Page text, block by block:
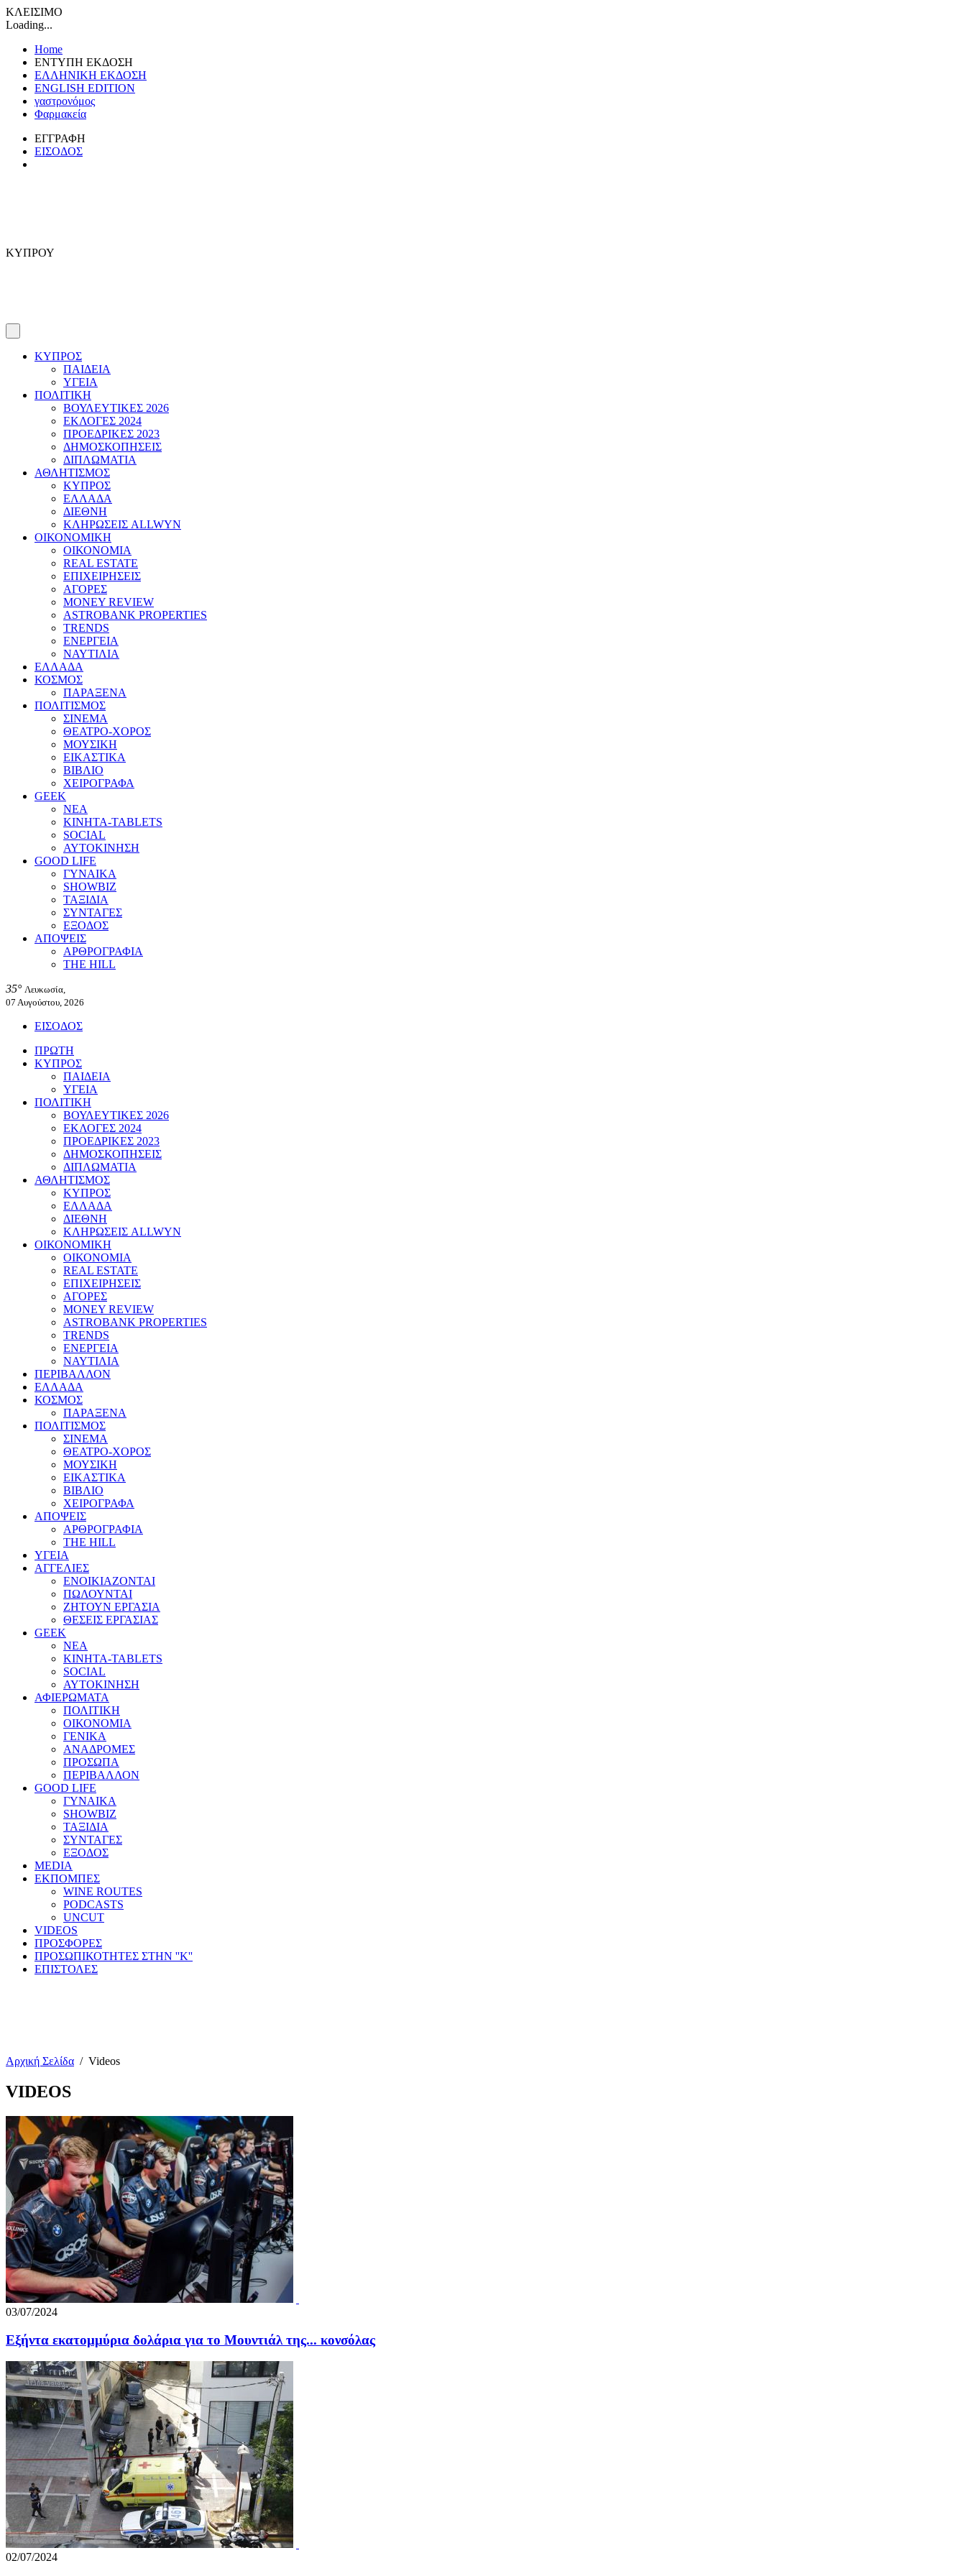
ΚΛΕΙΣΙΜΟ
Loading...
Home
ΕΝΤΥΠΗ ΕΚΔΟΣΗ
ΕΛΛΗΝΙΚΗ ΕΚΔΟΣΗ
ENGLISH EDITION
γαστρονόμος
Φαρμακεία
ΕΓΓΡΑΦΗ
ΕΙΣΟΔΟΣ
ΚΥΠΡΟΥ
ΚΥΠΡΟΣ
ΠΑΙΔΕΙΑ
ΥΓΕΙΑ
ΠΟΛΙΤΙΚΗ
ΒΟΥΛΕΥΤΙΚΕΣ 2026
ΕΚΛΟΓΕΣ 2024
ΠΡΟΕΔΡΙΚΕΣ 2023
ΔΗΜΟΣΚΟΠΗΣΕΙΣ
ΔΙΠΛΩΜΑΤΙΑ
ΑΘΛΗΤΙΣΜΟΣ
ΚΥΠΡΟΣ
ΕΛΛΑΔΑ
ΔΙΕΘΝΗ
ΚΛΗΡΩΣΕΙΣ ALLWYN
ΟΙΚΟΝΟΜΙΚΗ
ΟΙΚΟΝΟΜΙΑ
REAL ESTATE
ΕΠΙΧΕΙΡΗΣΕΙΣ
ΑΓΟΡΕΣ
MONEY REVIEW
ASTROBANK PROPERTIES
TRENDS
ΕΝΕΡΓΕΙΑ
ΝΑΥΤΙΛΙΑ
ΕΛΛΑΔΑ
ΚΟΣΜΟΣ
ΠΑΡΑΞΕΝΑ
ΠΟΛΙΤΙΣΜΟΣ
ΣΙΝΕΜΑ
ΘΕΑΤΡΟ-ΧΟΡΟΣ
ΜΟΥΣΙΚΗ
ΕΙΚΑΣΤΙΚΑ
ΒΙΒΛΙΟ
ΧΕΙΡΟΓΡΑΦΑ
GEEK
ΝΕΑ
ΚΙΝΗΤΑ-TABLETS
SOCIAL
ΑΥΤΟΚΙΝΗΣΗ
GOOD LIFE
ΓΥΝΑΙΚΑ
SHOWBIZ
ΤΑΞΙΔΙΑ
ΣΥΝΤΑΓΕΣ
ΕΞΟΔΟΣ
ΑΠΟΨΕΙΣ
ΑΡΘΡΟΓΡΑΦΙΑ
THE HILL
35° Λευκωσία,
07 Αυγούστου, 2026
ΕΙΣΟΔΟΣ
ΠΡΩΤΗ
ΚΥΠΡΟΣ
ΠΑΙΔΕΙΑ
ΥΓΕΙΑ
ΠΟΛΙΤΙΚΗ
ΒΟΥΛΕΥΤΙΚΕΣ 2026
ΕΚΛΟΓΕΣ 2024
ΠΡΟΕΔΡΙΚΕΣ 2023
ΔΗΜΟΣΚΟΠΗΣΕΙΣ
ΔΙΠΛΩΜΑΤΙΑ
ΑΘΛΗΤΙΣΜΟΣ
ΚΥΠΡΟΣ
ΕΛΛΑΔΑ
ΔΙΕΘΝΗ
ΚΛΗΡΩΣΕΙΣ ALLWYN
ΟΙΚΟΝΟΜΙΚΗ
ΟΙΚΟΝΟΜΙΑ
REAL ESTATE
ΕΠΙΧΕΙΡΗΣΕΙΣ
ΑΓΟΡΕΣ
MONEY REVIEW
ASTROBANK PROPERTIES
TRENDS
ΕΝΕΡΓΕΙΑ
ΝΑΥΤΙΛΙΑ
ΠΕΡΙΒΑΛΛΟΝ
ΕΛΛΑΔΑ
ΚΟΣΜΟΣ
ΠΑΡΑΞΕΝΑ
ΠΟΛΙΤΙΣΜΟΣ
ΣΙΝΕΜΑ
ΘΕΑΤΡΟ-ΧΟΡΟΣ
ΜΟΥΣΙΚΗ
ΕΙΚΑΣΤΙΚΑ
ΒΙΒΛΙΟ
ΧΕΙΡΟΓΡΑΦΑ
ΑΠΟΨΕΙΣ
ΑΡΘΡΟΓΡΑΦΙΑ
THE HILL
ΥΓΕΙΑ
ΑΓΓΕΛΙΕΣ
ΕΝΟΙΚΙΑΖΟΝΤΑΙ
ΠΩΛΟΥΝΤΑΙ
ΖΗΤΟΥΝ ΕΡΓΑΣΙΑ
ΘΕΣΕΙΣ ΕΡΓΑΣΙΑΣ
GEEK
ΝΕΑ
ΚΙΝΗΤΑ-TABLETS
SOCIAL
ΑΥΤΟΚΙΝΗΣΗ
ΑΦΙΕΡΩΜΑΤΑ
ΠΟΛΙΤΙΚΗ
ΟΙΚΟΝΟΜΙΑ
ΓΕΝΙΚΑ
ΑΝΑΔΡΟΜΕΣ
ΠΡΟΣΩΠΑ
ΠΕΡΙΒΑΛΛΟΝ
GOOD LIFE
ΓΥΝΑΙΚΑ
SHOWBIZ
ΤΑΞΙΔΙΑ
ΣΥΝΤΑΓΕΣ
ΕΞΟΔΟΣ
MEDIA
ΕΚΠΟΜΠΕΣ
WINE ROUTES
PODCASTS
UNCUT
VIDEOS
ΠΡΟΣΦΟΡΕΣ
ΠΡΟΣΩΠΙΚΟΤΗΤΕΣ ΣΤΗΝ ''Κ''
ΕΠΙΣΤΟΛΕΣ
Αρχική Σελίδα / Videos
VIDEOS
03/07/2024
Εξήντα εκατομμύρια δολάρια για το Μουντιάλ της... κονσόλας
02/07/2024